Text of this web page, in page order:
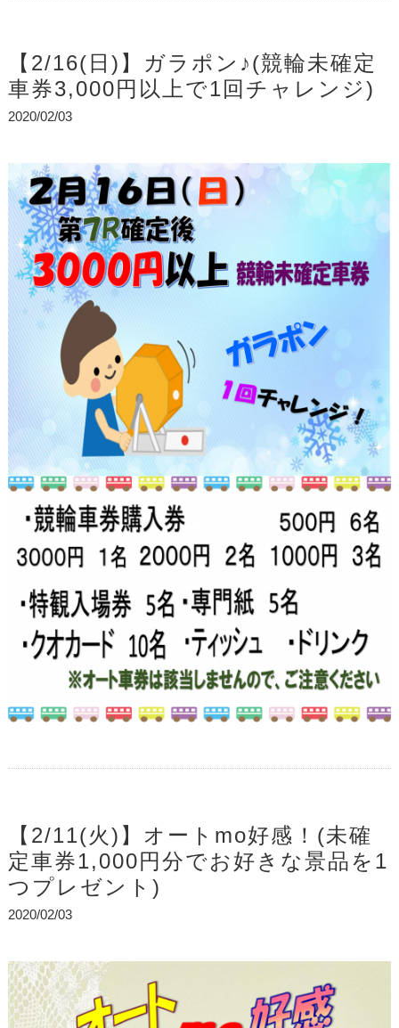
【2/16(日)】ガラポン♪(競輪未確定
車券3,000円以上で1回チャレンジ)
2020/02/03
【2/11(火)】オートmo好感！(未確
定車券1,000円分でお好きな景品を1
つプレゼント)
2020/02/03